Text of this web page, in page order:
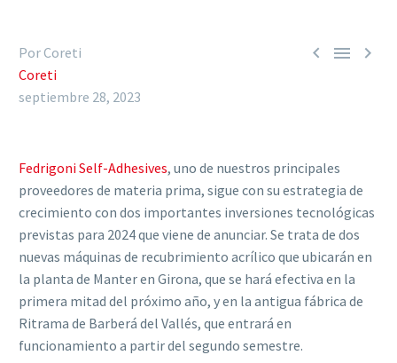
  
Por Coreti
Coreti
septiembre 28, 2023
Fedrigoni Self-Adhesives, uno de nuestros principales
proveedores de materia prima, sigue con su estrategia de
crecimiento con dos importantes inversiones tecnológicas
previstas para 2024 que viene de anunciar. Se trata de dos
nuevas máquinas de recubrimiento acrílico que ubicarán en
la planta de Manter en Girona, que se hará efectiva en la
primera mitad del próximo año, y en la antigua fábrica de
Ritrama de Barberá del Vallés, que entrará en
funcionamiento a partir del segundo semestre.